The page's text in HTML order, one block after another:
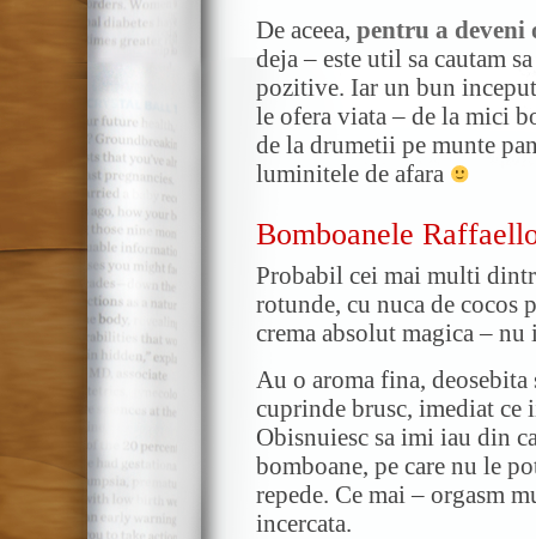
De aceea, pentru a deveni
deja – este util sa cautam
pozitive. Iar un bun
le ofera viata – de la mici
de la drumetii pe munte
luminitele de afara
Bomboanele
Probabil cei mai multi
rotunde, cu nuca de cocos
crema absolut magica – nu
Au o aroma fina, deosebita
cuprinde brusc, imediat
Obisnuiesc sa imi iau din
bomboane, pe care nu le
repede. Ce mai – orgasm
incercata.